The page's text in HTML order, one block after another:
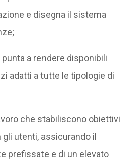
e disegna il sistema
a rendere disponibili
adatti a tutte le tipologie di
che stabiliscono obiettivi
utenti, assicurando il
prefissate e di un elevato